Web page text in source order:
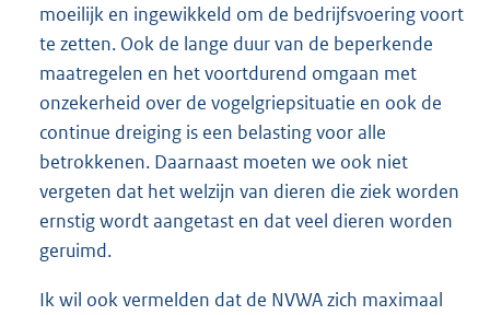
moeilijk en ingewikkeld om de bedrijfsvoering voort
te zetten. Ook de lange duur van de beperkende
maatregelen en het voortdurend omgaan met
onzekerheid over de vogelgriepsituatie en ook de
continue dreiging is een belasting voor alle
betrokkenen. Daarnaast moeten we ook niet
vergeten dat het welzijn van dieren die ziek worden
ernstig wordt aangetast en dat veel dieren worden
geruimd.
Ik wil ook vermelden dat de NVWA zich maximaal